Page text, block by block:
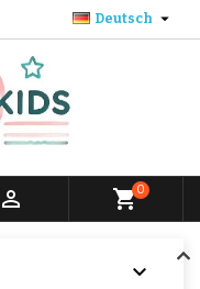
Deutsch 
 shopping_cart0